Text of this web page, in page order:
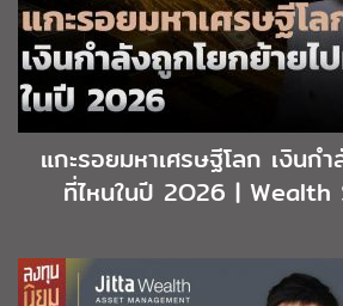
แกะรอยมหาเศรษฐีโลก เงินก
ที่ไหนในปี 2O26 | Wealth